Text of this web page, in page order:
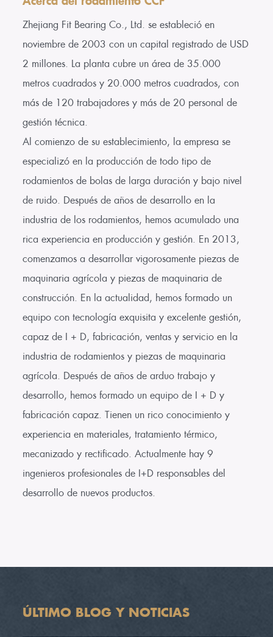
Zhejiang Fit Bearing Co., Ltd. se estableció en
noviembre de 2003 con un capital registrado de USD
2 millones. La planta cubre un área de 35.000
metros cuadrados y 20.000 metros cuadrados, con
más de 120 trabajadores y más de 20 personal de
gestión técnica.
Al comienzo de su establecimiento, la empresa se
especializó en la producción de todo tipo de
rodamientos de bolas de larga duración y bajo nivel
de ruido. Después de años de desarrollo en la
industria de los rodamientos, hemos acumulado una
rica experiencia en producción y gestión. En 2013,
comenzamos a desarrollar vigorosamente piezas de
maquinaria agrícola y piezas de maquinaria de
construcción. En la actualidad, hemos formado un
equipo con tecnología exquisita y excelente gestión,
capaz de I + D, fabricación, ventas y servicio en la
industria de rodamientos y piezas de maquinaria
agrícola. Después de años de arduo trabajo y
desarrollo, hemos formado un equipo de I + D y
fabricación capaz. Tienen un rico conocimiento y
experiencia en materiales, tratamiento térmico,
mecanizado y rectificado. Actualmente hay 9
ingenieros profesionales de I+D responsables del
desarrollo de nuevos productos.
ÚLTIMO BLOG Y NOTICIAS